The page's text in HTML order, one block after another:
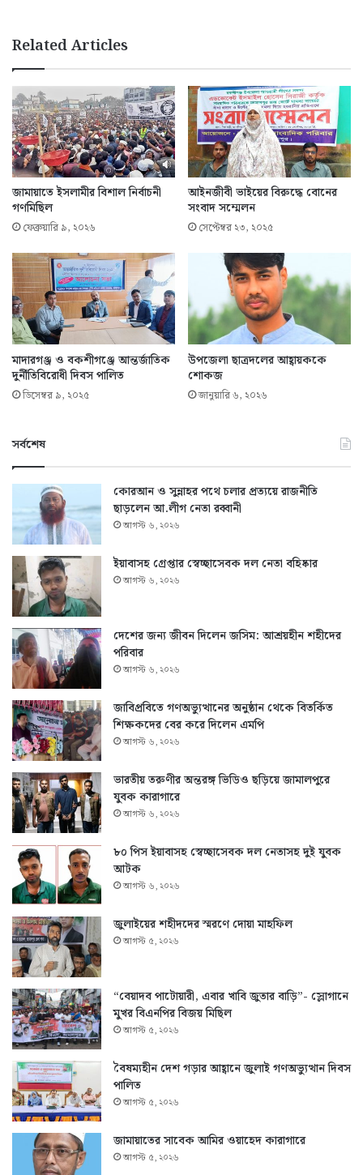
Related Articles
জামায়াতে ইসলামীর বিশাল নির্বাচনী
গণমিছিল
ফেব্রুয়ারি ৯, ২০২৬
আইনজীবী ভাইয়ের বিরুদ্ধে বোনের
সংবাদ সম্মেলন
সেপ্টেম্বর ২৩, ২০২৫
মাদারগঞ্জ ও বকশীগঞ্জে আন্তর্জাতিক
দুর্নীতিবিরোধী দিবস পালিত
ডিসেম্বর ৯, ২০২৫
উপজেলা ছাত্রদলের আহ্বায়ককে
শোকজ
জানুয়ারি ৬, ২০২৬
সর্বশেষ
কোরআন ও সুন্নাহর পথে চলার প্রত্যয়ে রাজনীতি
ছাড়লেন আ.লীগ নেতা রব্বানী
আগস্ট ৬, ২০২৬
ইয়াবাসহ গ্রেপ্তার স্বেচ্ছাসেবক দল নেতা বহিষ্কার
আগস্ট ৬, ২০২৬
দেশের জন্য জীবন দিলেন জসিম: আশ্রয়হীন শহীদের
পরিবার
আগস্ট ৬, ২০২৬
জাবিপ্রবিতে গণঅভ্যুত্থানের অনুষ্ঠান থেকে বিতর্কিত
শিক্ষকদের বের করে দিলেন এমপি
আগস্ট ৬, ২০২৬
ভারতীয় তরুণীর অন্তরঙ্গ ভিডিও ছড়িয়ে জামালপুরে
যুবক কারাগারে
আগস্ট ৬, ২০২৬
৮০ পিস ইয়াবাসহ স্বেচ্ছাসেবক দল নেতাসহ দুই যুবক
আটক
আগস্ট ৬, ২০২৬
জুলাইয়ের শহীদদের স্মরণে দোয়া মাহফিল
আগস্ট ৫, ২০২৬
“বেয়াদব পাটোয়ারী, এবার খাবি জুতার বাড়ি”- স্লোগানে
মুখর বিএনপির বিজয় মিছিল
আগস্ট ৫, ২০২৬
বৈষম্যহীন দেশ গড়ার আহ্বানে জুলাই গণঅভ্যুত্থান দিবস
পালিত
আগস্ট ৫, ২০২৬
জামায়াতের সাবেক আমির ওয়াহেদ কারাগারে
আগস্ট ৫, ২০২৬